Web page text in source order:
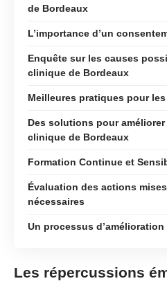
de Bordeaux
L’importance d’un
Enquête sur les causes
clinique de Bordeaux
Meilleures pratiques pour
Des solutions pour
clinique de Bordeaux
Formation Continue et
Évaluation des actions
nécessaires
Un processus
Les répercussions